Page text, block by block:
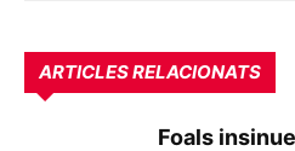
ARTICLES RELACIONATS
Foals